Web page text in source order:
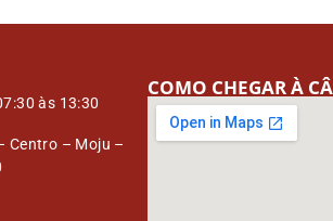
às 13:30
Centro – Moju –
COMO CHEGAR À